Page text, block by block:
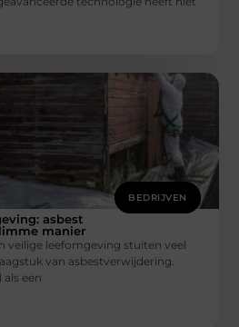
BEDRIJVEN
asbest
manier
veilige leefomgeving stuiten veel
van asbestverwijdering.
een